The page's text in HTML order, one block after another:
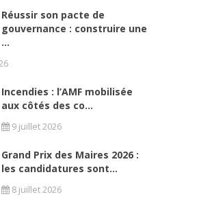
Réussir son pacte de
gouvernance : construire une
...
Incendies : l’AMF mobilisée
aux côtés des co...
9 juillet 2026
Grand Prix des Maires 2026 :
les candidatures sont...
8 juillet 2026